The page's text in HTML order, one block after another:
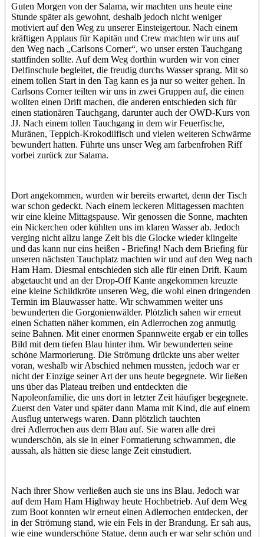
Guten Morgen von der Salama, wir machten uns heute eine
Stunde später als gewohnt, deshalb jedoch nicht weniger
motiviert auf den Weg zu unserer Einsteigertour. Nach einem
kräftigen Applaus für Kapitän und Crew machten wir uns auf
den Weg nach „Carlsons Corner“, wo unser ersten Tauchgang
stattfinden sollte. Auf dem Weg dorthin wurden wir von einer
Delfinschule begleitet, die freudig durchs Wasser sprang. Mit so
einem tollen Start in den Tag kann es ja nur so weiter gehen. In
Carlsons Corner teilten wir uns in zwei Gruppen auf, die einen
wollten einen Drift machen, die anderen entschieden sich für
einen stationären Tauchgang, darunter auch der OWD-Kurs von
JJ. Nach einem tollen Tauchgang in dem wir Feuerfische,
Muränen, Teppich-Krokodilfisch und vielen weiteren Schwärme
bewundert hatten. Führte uns unser Weg am farbenfrohen Riff
vorbei zurück zur Salama.
Dort angekommen, wurden wir bereits erwartet, denn der Tisch
war schon gedeckt. Nach einem leckeren Mittagessen machten
wir eine kleine Mittagspause. Wir genossen die Sonne, machten
ein Nickerchen oder kühlten uns im klaren Wasser ab. Jedoch
verging nicht allzu lange Zeit bis die Glocke wieder klingelte
und das kann nur eins heißen - Briefing! Nach dem Briefing für
unseren nächsten Tauchplatz machten wir und auf den Weg nach
Ham Ham. Diesmal entschieden sich alle für einen Drift. Kaum
abgetaucht und an der Drop-Off Kante angekommen kreuzte
eine kleine Schildkröte unseren Weg, die wohl einen dringenden
Termin im Blauwasser hatte. Wir schwammen weiter uns
bewunderten die Gorgonienwälder. Plötzlich sahen wir erneut
einen Schatten näher kommen, ein Adlerrochen zog anmutig
seine Bahnen. Mit einer enormen Spannweite ergab er ein tolles
Bild mit dem tiefen Blau hinter ihm. Wir bewunderten seine
schöne Marmorierung. Die Strömung drückte uns aber weiter
voran, weshalb wir Abschied nehmen mussten, jedoch war er
nicht der Einzige seiner Art der uns heute begegnete. Wir ließen
uns über das Plateau treiben und entdeckten die
Napoleonfamilie, die uns dort in letzter Zeit häufiger begegnete.
Zuerst den Vater und später dann Mama mit Kind, die auf einem
Ausflug unterwegs waren. Dann plötzlich tauchten
drei Adlerrochen aus dem Blau auf. Sie waren alle drei
wunderschön, als sie in einer Formatierung schwammen, die
aussah, als hätten sie diese lange Zeit einstudiert.
Nach ihrer Show verließen auch sie uns ins Blau. Jedoch war
auf dem Ham Ham Highway heute Hochbetrieb. Auf dem Weg
zum Boot konnten wir erneut einen Adlerrochen entdecken, der
in der Strömung stand, wie ein Fels in der Brandung. Er sah aus,
wie eine wunderschöne Statue, denn auch er war sehr schön und